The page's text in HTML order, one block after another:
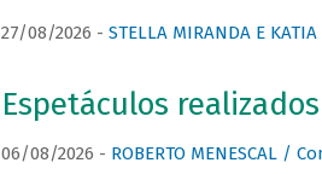
27/08/2026 - STELLA MIRANDA E
Espetáculos realizados
06/08/2026 - ROBERTO MENESCAL /